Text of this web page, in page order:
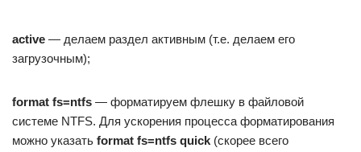
active — делаем раздел активным (т.е. делаем его
загрузочным);
format fs=ntfs — форматируем флешку в файловой
системе NTFS. Для ускорения процесса форматирования
можно указать format fs=ntfs quick (скорее всего